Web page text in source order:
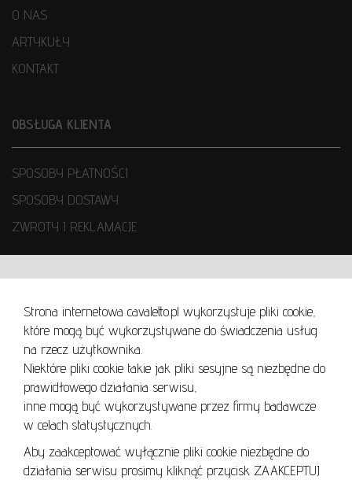
Strona internetowa cavaletto.pl wykorzystuje pliki cookie,
które mogą być wykorzystywane do świadczenia usług
na rzecz użytkownika.
Niektóre pliki cookie takie jak pliki sesyjne są niezbędne do
prawidłowego działania serwisu,
inne mogą być wykorzystywane przez firmy badawcze
w celach statystycznych.
Aby zaakceptować wyłącznie pliki cookie niezbędne do
działania serwisu prosimy kliknąć przycisk ZAAKCEPTUJ
O NAS
ARTYKUŁY
KONTAKT
OBSŁUGA KLIENTA
SPOSOBY PŁATNOŚCI
SPOSOBY DOSTAWY
ZWROTY I REKLAMACJE
REGULAMIN
REGULAMIN AUKCJI
POLITYKA PRYWATNOŚCI
POLITYKA COOKIES